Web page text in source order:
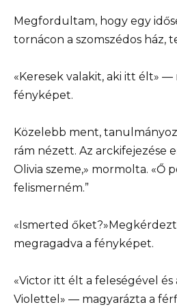
Megfordultam, hogy egy
tornácon a szomszédos ház,
«Keresek valakit, aki itt élt»
fényképet.
Közelebb ment,
rám nézett. Az arckifejezése
Olivia szeme,» mormolta. «Ő
felismerném.”
«Ismerted
megragadva a fényképet.
«Victor itt élt a feleségével és
Violettel» — magyarázta a